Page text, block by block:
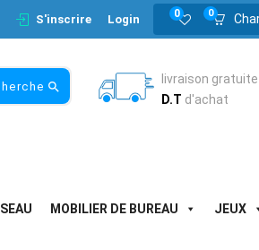
0
0
S'inscrire Login
livraison
D.T d'achat
MOBILIER DE BUREAU JEUX